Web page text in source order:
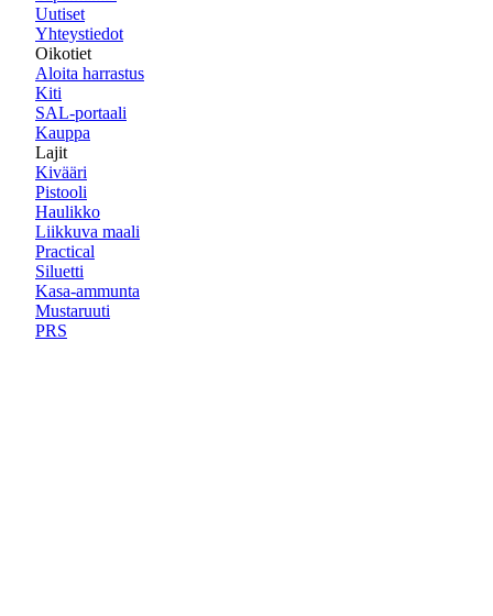
Uutiset
Yhteystiedot
Oikotiet
Aloita harrastus
Kiti
SAL-portaali
Kauppa
Lajit
Kivääri
Pistooli
Haulikko
Liikkuva maali
Practical
Siluetti
Kasa-ammunta
Mustaruuti
PRS